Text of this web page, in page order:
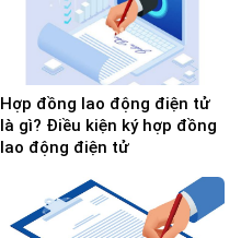
Hợp đồng lao động điện tử
là gì? Điều kiện ký hợp đồng
lao động điện tử